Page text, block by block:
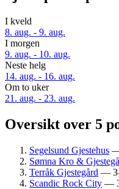
I kveld
8. aug. - 9. aug.
I morgen
9. aug. - 10. aug.
Neste helg
14. aug. - 16. aug.
Om to uker
21. aug. - 23. aug.
Oversikt over 5
Segelsund Gjestehus —
Sømna Kro &
Terråk Gjestegård — 3-
Scandic Rock City —